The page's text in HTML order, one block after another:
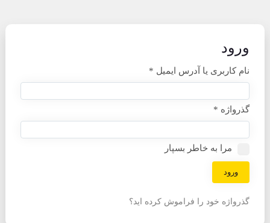
ورود
نام کاربری یا آدرس ایمیل *
گذرواژه *
مرا به خاطر بسپار
ورود
گذرواژه خود را فراموش کرده اید؟